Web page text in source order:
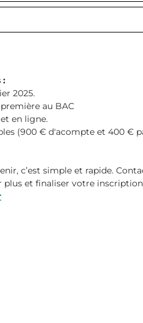
:
2025.
au BAC
en ligne.
(900 € d'acompte et 400 €
c’est simple et rapide.
plus et finaliser votre inscription